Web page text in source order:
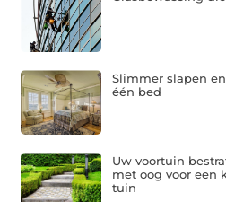
Slimmer slapen
één bed
Uw voortuin
met oog voor een
tuin